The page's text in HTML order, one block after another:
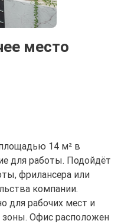
место
14 м² в
для работы. Подойдёт
фрилансера или
компании.
для рабочих мест и
Офис расположен